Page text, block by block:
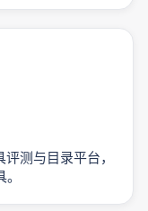
测与目录平台，